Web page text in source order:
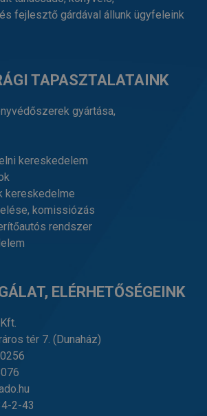
fejlesztő gárdával állunk ügyfeleink
TAPASZTALATAINK
gyártása,
kereskedelem
kereskedelme
komissiózás
rendszer
ELÉRHETŐSÉGEINK
tér 7. (Dunaház)
2-43